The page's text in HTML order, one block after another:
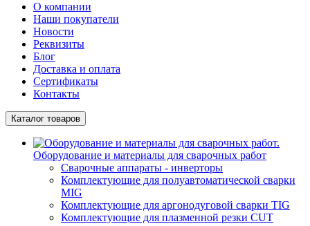
О компании
Наши покупатели
Новости
Реквизиты
Блог
Доставка и оплата
Сертификаты
Контакты
Каталог товаров
Оборудование и материалы для сварочных работ
Сварочные аппараты - инверторы
Комплектующие для полуавтоматической сварки
MIG
Комплектующие для аргонодуговой сварки TIG
Комплектующие для плазменной резки CUT